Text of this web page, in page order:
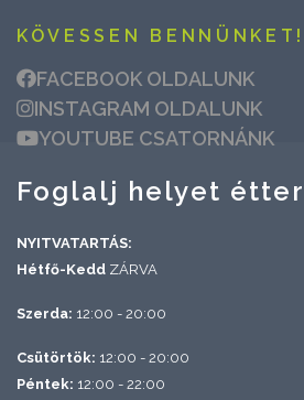
KÖVESSEN BENNÜNKET!
FACEBOOK OLDALUNK
INSTAGRAM OLDALUNK
YOUTUBE CSATORNÁNK
Foglalj helyet
NYITVATARTÁS:
Hétfő-Kedd ZÁRVA
Szerda: 12:00 - 20:00
Csütörtök: 12:00 - 20:00
Péntek: 12:00 - 22:00